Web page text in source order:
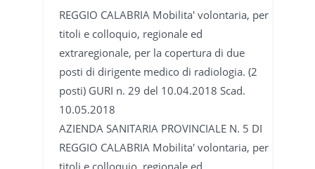
REGGIO CALABRIA Mobilita' volontaria, per
titoli e colloquio, regionale ed
extraregionale, per la copertura di due
posti di dirigente medico di radiologia. (2
posti) GURI n. 29 del 10.04.2018 Scad.
10.05.2018
AZIENDA SANITARIA PROVINCIALE N. 5 DI
REGGIO CALABRIA Mobilita' volontaria, per
titoli e colloquio, regionale ed